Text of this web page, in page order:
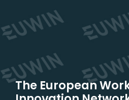
content
The European